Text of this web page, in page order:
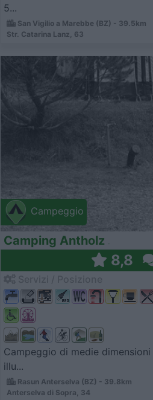
5...
San Vigilio a Marebbe (BZ) - 39.5km
Str. Catarina Lanz, 63
Campeggio
Camping Antholz
8,8
Campeggio di medie
illu...
Rasun Anterselva (BZ) - 39.8km
Anterselva di Sopra, 34